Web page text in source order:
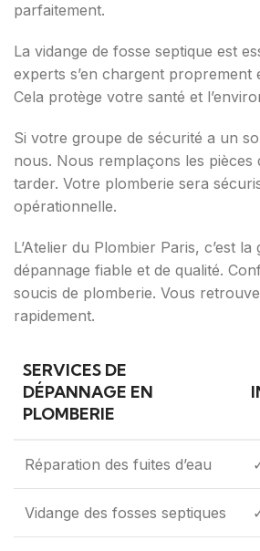
parfaitement.
La vidange de fosse septique est
experts s’en chargent proprement
Cela protège votre santé et
Si votre groupe de sécurité a un
nous. Nous remplaçons les pièces
tarder. Votre plomberie sera
opérationnelle.
L’Atelier du Plombier Paris, c’est la
dépannage fiable et de qualité.
soucis de plomberie. Vous
rapidement.
SERVICES DE
DÉPANNAGE EN
PLOMBERIE
Réparation des fuites d’eau
Vidange des fosses septiques